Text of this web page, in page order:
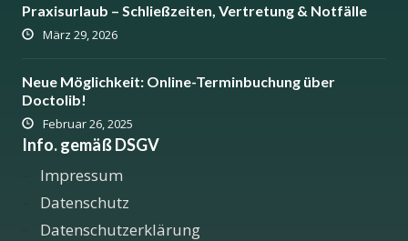
Praxisurlaub – Schließzeiten, Vertretung & Notfälle
März 29, 2026
Neue Möglichkeit: Online-Terminbuchung über
Doctolib!
Februar 26, 2025
Info. gemäß DSGV
Impressum
Datenschutz
Datenschutzerklärung